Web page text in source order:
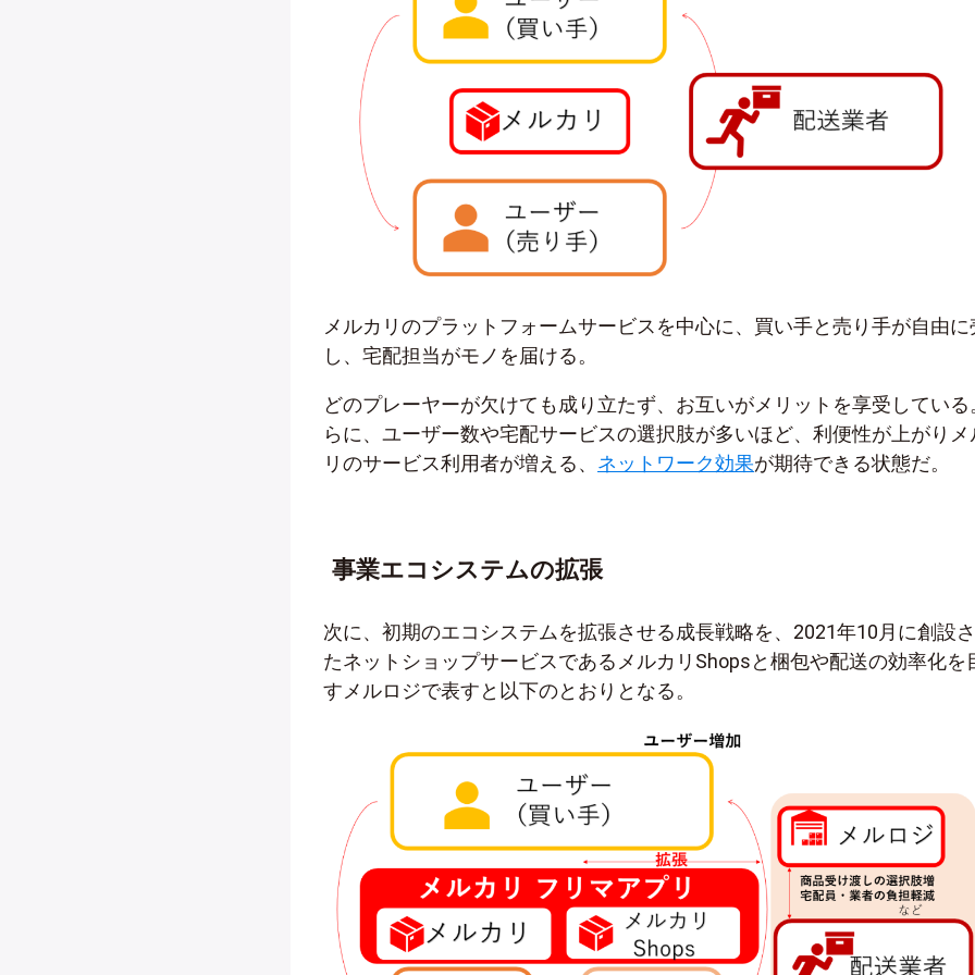
メルカリのプラットフォームサービスを中心に、買い手と売り手が自由に
し、宅配担当がモノを届ける。
どのプレーヤーが欠けても成り立たず、お互いがメリットを享受している
らに、ユーザー数や宅配サービスの選択肢が多いほど、利便性が上がりメ
リのサービス利用者が増える、 ネットワーク効果が期待できる状態だ。
事業エコシステムの拡張
次に、初期のエコシステムを拡張させる成長戦略を、2021年10月に創設
たネットショップサービスであるメルカリShopsと梱包や配送の効率化を
すメルロジで表すと以下のとおりとなる。